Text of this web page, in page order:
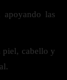
las
piel, cabello y